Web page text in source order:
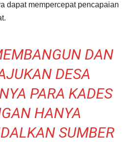
dapat mempercepat pencapaian
DAN
DESA
PARA KADES
HANYA
SUMBER